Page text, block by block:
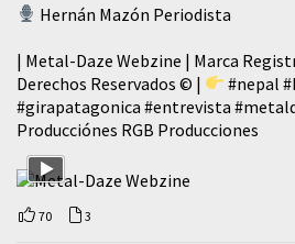
Hernán Mazón Periodista
| Metal-Daze Webzine | Marca
Derechos Reservados © |
#nepal
#girapatagonica #entrevista
Producciónes RGB Producciones
70 3